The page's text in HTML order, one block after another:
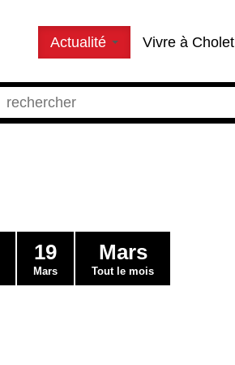
Actualité Vivre à Cholet
19
Mars
Mars
Tout le mois